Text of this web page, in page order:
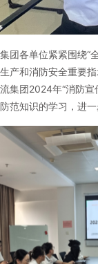
团各单位紧紧围绕“
产和消防安全重要
集团2024年“消防
范知识的学习，进